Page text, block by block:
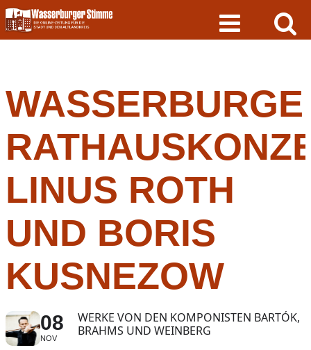
Skip
to
content
LINUS ROTH
UND BORIS
KUSNEZOW
08
NOV
WERKE VON DEN KOMPONISTEN BARTÓK,
BRAHMS UND WEINBERG